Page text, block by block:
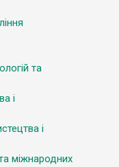
та
і
і
міжнародних